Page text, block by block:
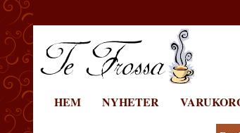
HEM NYHETER